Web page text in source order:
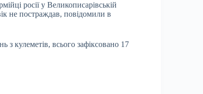
росії у Великописарівській
не постраждав, повідомили в
з кулеметів, всього зафіксовано 17